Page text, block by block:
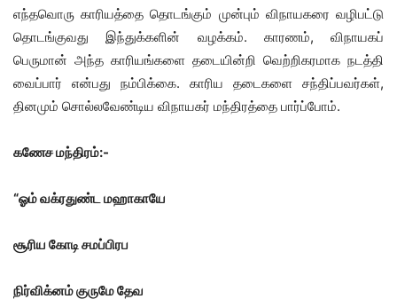
எந்தவொரு காரியத்தை தொடங்கும் முன்பும் விநாயகரை வழிபட்டு
தொடங்குவது இந்துக்களின் வழக்கம். காரணம், விநாயகப்
பெருமான் அந்த காரியங்களை தடையின்றி வெற்றிகரமாக நடத்தி
வைப்பார் என்பது நம்பிக்கை. காரிய தடைகளை சந்திப்பவர்கள்,
தினமும் சொல்லவேண்டிய விநாயகர் மந்திரத்தை பார்ப்போம்.
கணேச மந்திரம்:-
“ஓம் வக்ரதுண்ட மஹாகாயே
சூரிய கோடி சமப்பிரப
நிர்விக்னம் குருமே தேவ